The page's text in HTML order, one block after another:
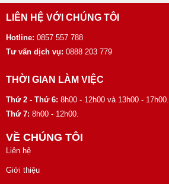
LIÊN HỆ VỚI CHÚNG TÔI
Hotline: 0857 557 788
Tư vấn dịch vụ: 0888 203 779
THỜI GIAN LÀM VIỆC
Thứ 2 - Thứ 6: 8h00 - 12h00 và 13h00 - 17h00.
Thứ 7: 8h00 - 12h00.
VỀ CHÚNG TÔI
Liên hệ
Giới thiệu